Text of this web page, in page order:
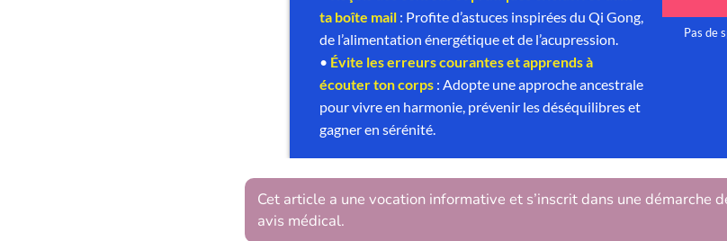
Cet article a une vocation informative et s’inscrit dans une démarche
avis médical.